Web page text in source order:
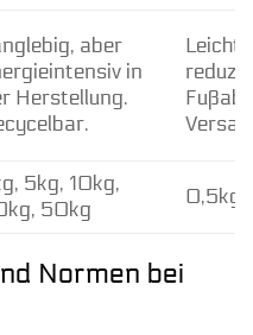
aber
in
Herstellung.
5kg, 10kg,
50kg
0,5kg,
Normen bei